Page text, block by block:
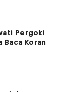
Pergoki
Baca Koran